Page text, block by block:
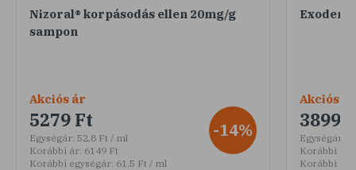
Nizoral® korpásodás ellen 20mg/g
sampon
Akciós ár
5279 Ft
Egységár: 52,8 Ft / ml
Korábbi ár: 6149 Ft
Korábbi egységár: 61,5 Ft / ml
-14%
Exoderil
Akciós ár
3899
Egységár:
Korábbi ár:
Korábbi